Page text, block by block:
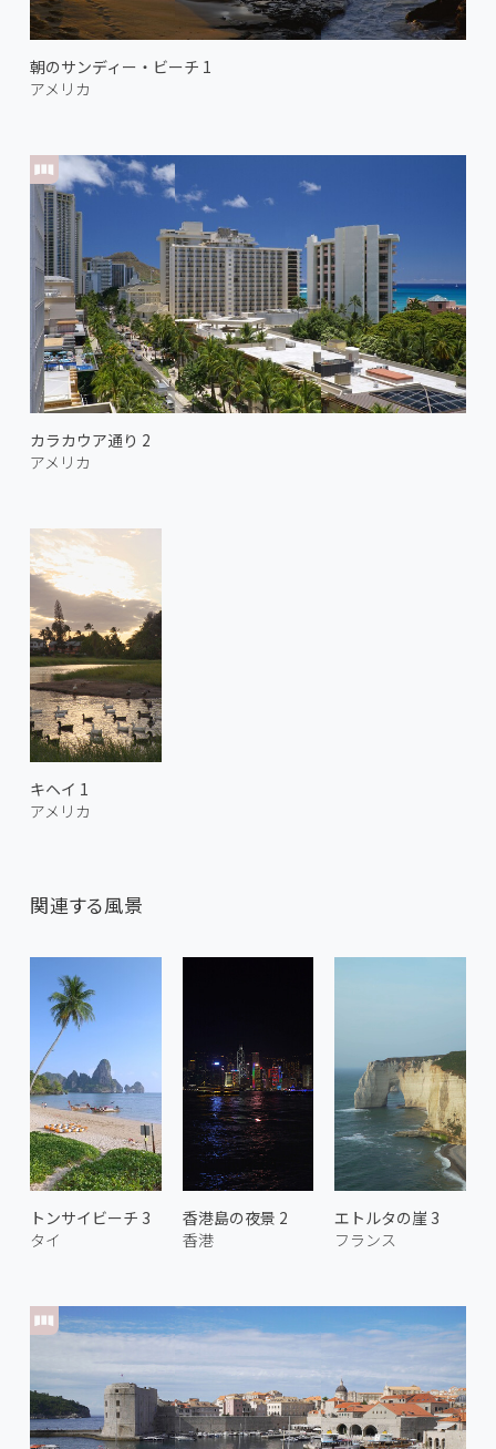
朝のサンディー・ビーチ 1
アメリカ
カラカウア通り 2
アメリカ
キヘイ 1
アメリカ
関連する風景
トンサイビーチ 3
タイ
香港島の夜景 2
香港
エトルタの崖 3
フランス